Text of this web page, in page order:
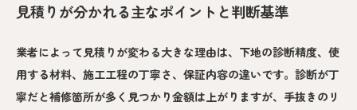
見積りが分かれる主なポイントと判断基準
業者によって見積りが変わる大きな理由は、下地の診断精度、使
用する材料、施工工程の丁寧さ、保証内容の違いです。診断が丁
寧だと補修箇所が多く見つかり金額は上がりますが、手抜きのリ